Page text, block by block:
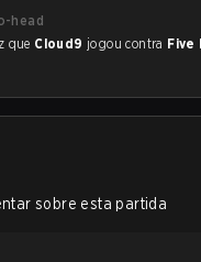
head
que Cloud9 jogou contra Five
sobre esta partida